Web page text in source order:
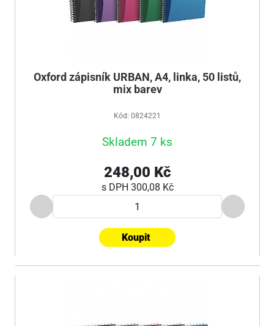
Oxford zápisník URBAN, A4, linka, 50 listů,
mix barev
Kód: 0824221
Skladem 7 ks
248,00 Kč
s DPH 300,08 Kč
Koupit